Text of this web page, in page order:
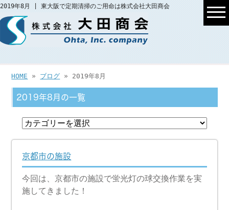
2019年8月 | 東大阪で定期清掃のご用命は株式会社大田商会
HOME » ブログ » 2019年8月
2019年8月の一覧
京都市の施設
今回は、京都市の施設で蛍光灯の球交換作業を実
施してきました！